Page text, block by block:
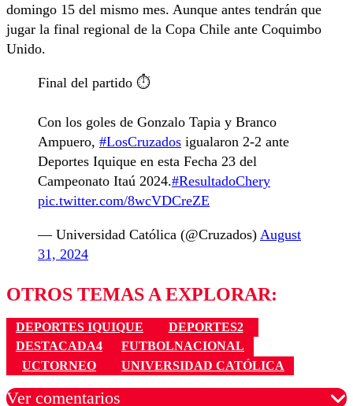
domingo 15 del mismo mes. Aunque antes tendrán que
jugar la final regional de la Copa Chile ante Coquimbo
Unido.
Final del partido ⏱️
Con los goles de Gonzalo Tapia y Branco
Ampuero, #LosCruzados igualaron 2-2 ante
Deportes Iquique en esta Fecha 23 del
Campeonato Itaú 2024.#ResultadoChery
pic.twitter.com/8wcVDCreZE
— Universidad Católica (@Cruzados) August
31, 2024
OTROS TEMAS A EXPLORAR:
DEPORTES IQUIQUE
DEPORTES2
DESTACADA4
FUTBOLNACIONAL
UCTORNEO
UNIVERSIDAD CATÓLICA
Ver comentarios